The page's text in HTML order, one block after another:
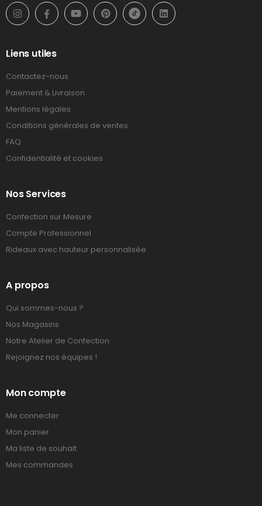
Liens utiles
Contactez-nous
Paiement & Livraison
Mentions légales
Conditions générales de ventes
FAQ
Confidentialité et cookies
Nos Services
Confection sur Mesure
Compte Professionnel
Rideaux avec hauteur personnalisée
A propos
Qui sommes-nous ?
Nos Magasins
Notre Atelier de Confection
Rejoignez nos équipes !
Mon compte
Me connecter
Mon panier
Ma liste de souhait
Mes commandes